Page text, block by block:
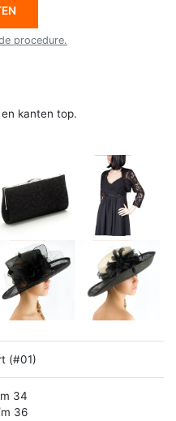
procedure.
kanten top.
(#01)
34
36